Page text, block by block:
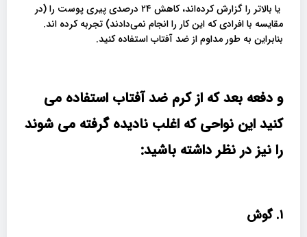
یا بالاتر را گزارش کرده‌اند، کاهش ۲۴ درصدی پیری پوست را (در
مقایسه با افرادی که این کار را انجام نمی‌دادند) تجربه کرده اند.
بنابراین به طور مداوم از ضد آفتاب استفاده کنید.
و دفعه بعد که از کرم ضد آفتاب استفاده می
کنید این نواحی که اغلب نادیده گرفته می شوند
را نیز در نظر داشته باشید:
۱. گوش